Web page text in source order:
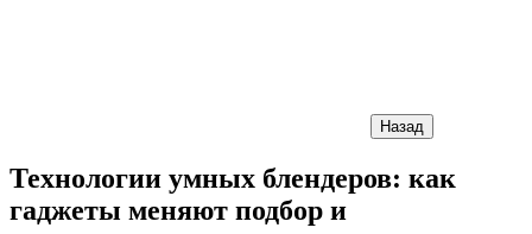
Назад
Технологии умных блендеров: как
гаджеты меняют подбор и